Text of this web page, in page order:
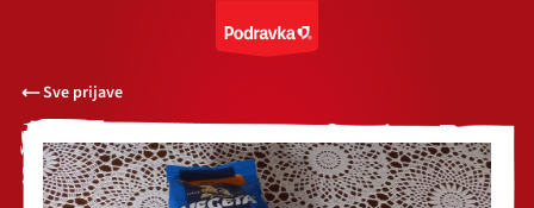
Sve prijave